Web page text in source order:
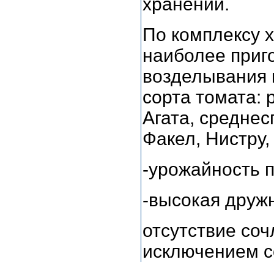
По комплексу
наиболее
возделывания
сорта томата:
Агата,
Факел,
-урожайность
-высокая
отсутствие
исключением